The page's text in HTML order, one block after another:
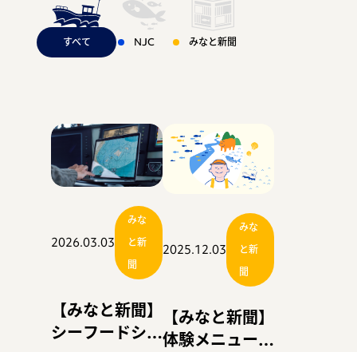
お問い合わせ
運営会社：日本事務器株式会社
© 2021 Nippon Jimuki Co., Ltd.
据え、どう変わる
のか！！〜
の先端に足を踏み
入れる！！〜
乗船！！〜
すべて NJC みなと新聞
2026.03.03
みな
と新
聞
【みなと新聞】
シーフードショ
2025.12.03
みな
と新
聞
【みなと新聞】
体験メニューに